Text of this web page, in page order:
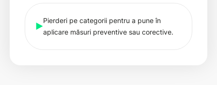
Pierderi pe categorii pentru a pune în
aplicare măsuri preventive sau corective.